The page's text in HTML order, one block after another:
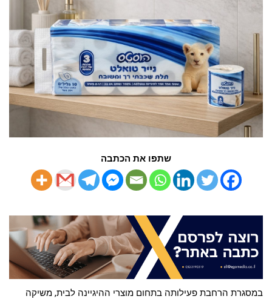
שתפו את הכתבה
במסגרת הרחבת פעילותה בתחום מוצרי ההיגיינה לבית, משיקה